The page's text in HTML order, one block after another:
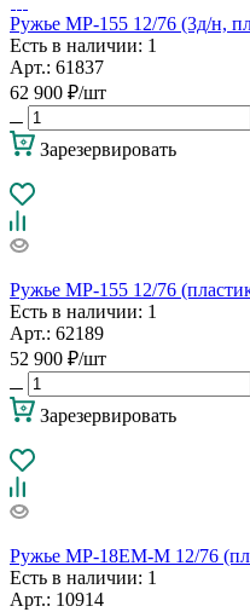
Ружье МР-155 12/76 (3д/н,
Есть в наличии: 1
Арт.: 61837
62 900 ₽/шт
Зарезервировать
Ружье МР-155 12/76
Есть в наличии: 1
Арт.: 62189
52 900 ₽/шт
Зарезервировать
Ружье МР-18ЕМ-М 12/76
Есть в наличии: 1
Арт.: 10914